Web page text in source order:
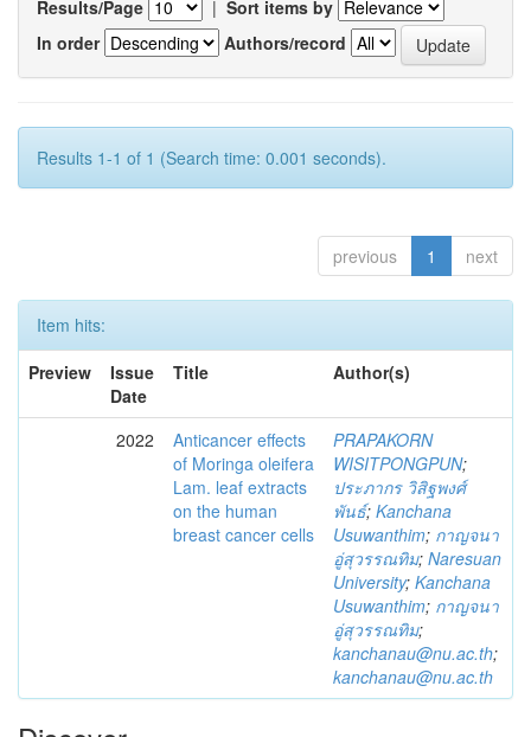
Results/Page | Sort items by
In order
Authors/record
Results 1-1 of 1 (Search time: 0.001 seconds).
previous 1 next
Item hits:
Preview
Issue
Date
Title Author(s)
2022
Anticancer effects
of Moringa oleifera
Lam. leaf extracts
on the human
breast cancer cells
PRAPAKORN
WISITPONGPUN;
ประภากร วิสิฐพงศ์
พันธ์; Kanchana
Usuwanthim; กาญจนา
อู่สุวรรณทิม; Naresuan
University; Kanchana
Usuwanthim; กาญจนา
อู่สุวรรณทิม;
kanchanau@nu.ac.th;
kanchanau@nu.ac.th